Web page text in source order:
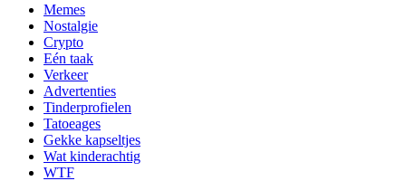
Memes
Nostalgie
Crypto
Eén taak
Verkeer
Advertenties
Tinderprofielen
Tatoeages
Gekke kapseltjes
Wat kinderachtig
WTF